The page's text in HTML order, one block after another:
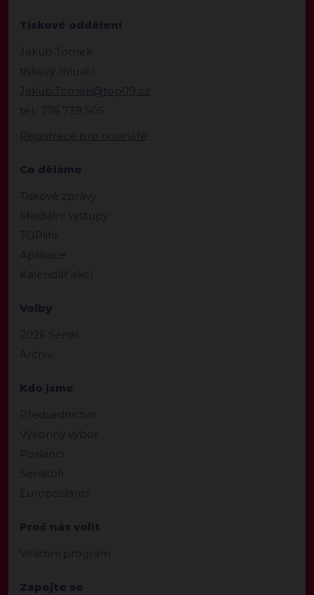
Tiskové oddělení
Jakub Tomek
tiskový mluvčí
Jakub.Tomek@top09.cz
tel.: 776 739 505
Registrace pro novináře
Co děláme
Tiskové zprávy
Mediální výstupy
TOPlife
Aplikace
Kalendář akcí
Volby
2026 Senát
Archiv
Kdo jsme
Předsednictvo
Výkonný výbor
Poslanci
Senátoři
Europoslanci
Proč nás volit
Volební program
Zapojte se